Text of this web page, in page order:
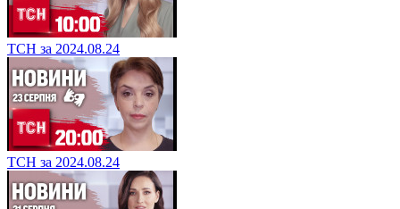
ТСН за 2024.08.24
ТСН за 2024.08.24